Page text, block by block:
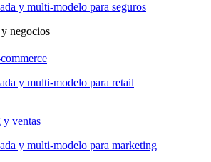
y multi-modelo para seguros
negocios
y multi-modelo para retail
ventas
y multi-modelo para marketing